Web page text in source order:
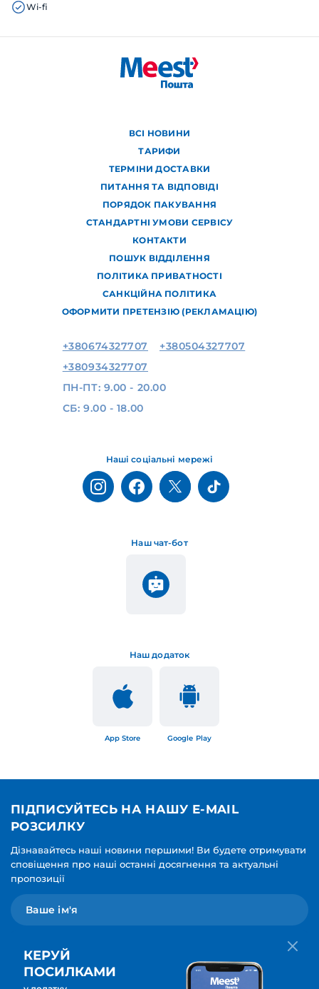
Wi-fi
ВСІ НОВИНИ
ТАРИФИ
ТЕРМІНИ ДОСТАВКИ
ПИТАННЯ ТА ВІДПОВІДІ
ПОРЯДОК ПАКУВАННЯ
СТАНДАРТНІ УМОВИ СЕРВІСУ
КОНТАКТИ
ПОШУК ВІДДІЛЕННЯ
ПОЛІТИКА ПРИВАТНОСТІ
САНКЦІЙНА ПОЛІТИКА
ОФОРМИТИ ПРЕТЕНЗІЮ (РЕКЛАМАЦІЮ)
Наш додаток
App Store Google Play
Наш чат-бот
Наші соціальні мережі
+380674327707
+380504327707
+380934327707
ПН-ПТ: 9.00 - 20.00
СБ: 9.00 - 18.00
ПІДПИСУЙТЕСЬ НА НАШУ E-MAIL
РОЗСИЛКУ
Дізнавайтесь наші новини першими! Ви будете отримувати
сповіщення про наші останні досягнення та актуальні
пропозиції
КЕРУЙ
ПОСИЛКАМИ